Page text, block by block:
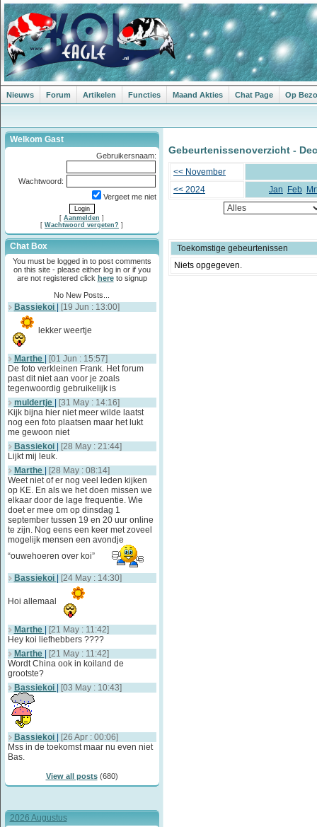
Nieuws Forum Artikelen Functies Maand Akties Chat Page Op
Welkom Gast
Gebruikersnaam:
Wachtwoord:
Vergeet me niet
[ Aanmelden ]
[ Wachtwoord vergeten? ]
Chat Box
You must be logged in to post comments
on this site - please either log in or if you
are not registered click hereto signup
No New Posts...
Bassiekoi [19 Jun : 13:00]
lekker weertje
Marthe
[01 Jun : 15:57]
De foto verkleinen Frank. Het forum
past dit niet aan voor je zoals
tegenwoordig gebruikelijk is
muldertje
[31 May : 14:16]
Kijk bijna hier niet meer wilde laatst
nog een foto plaatsen maar het lukt
me gewoon niet
Bassiekoi
[28 May : 21:44]
Lijkt mij leuk.
Marthe
[28 May : 08:14]
Weet niet of er nog veel leden kijken
op KE. En als we het doen missen we
elkaar door de lage frequentie. Wie
doet er mee om op dinsdag 1
september tussen 19 en 20 uur online
te zijn. Nog eens een keer met zoveel
mogelijk mensen een avondje
“ouwehoeren over koi”
Bassiekoi [24 May : 14:30]
Hoi allemaal
Marthe
[21 May : 11:42]
Hey koi liefhebbers ????
Marthe
[21 May : 11:42]
Wordt China ook in koiland de
grootste?
Bassiekoi
[03 May : 10:43]
Bassiekoi
[26 Apr : 00:06]
Mss in de toekomst maar nu even niet
Bas.
View all posts(680)
2026 Augustus
Gebeurtenissenoverzicht -
<< November
<< 2024
Jan Feb
Toekomstige gebeurtenissen
Niets opgegeven.